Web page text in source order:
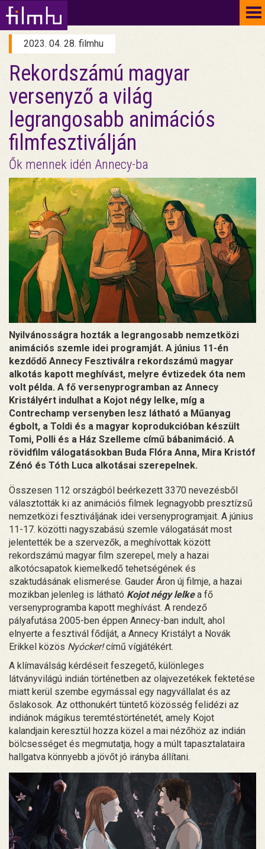
2023. 04. 28. filmhu
Rekordszámú magyar
versenyző a világ
legrangosabb animációs
filmfesztiválján
Ők mennek idén Annecy-ba
Nyilvánosságra hozták a legrangosabb nemzetközi
animációs szemle idei programját. A június 11-én
kezdődő Annecy Fesztiválra rekordszámú magyar
alkotás kapott meghívást, melyre évtizedek óta nem
volt példa. A fő versenyprogramban az Annecy
Kristályért indulhat a Kojot négy lelke, míg a
Contrechamp versenyben lesz látható a Műanyag
égbolt, a Toldi és a magyar koprodukcióban készült
Tomi, Polli és a Ház Szelleme című bábanimáció. A
rövidfilm válogatásokban Buda Flóra Anna, Mira Kristóf
Zénó és Tóth Luca alkotásai szerepelnek.
Összesen 112 országból beérkezett 3370 nevezésből
választották ki az animációs filmek legnagyobb presztízsű
nemzetközi fesztiváljának idei versenyprogramjait. A június
11-17. közötti nagyszabású szemle válogatását most
jelentették be a szervezők, a meghívottak között
rekordszámú magyar film szerepel, mely a hazai
alkotócsapatok kiemelkedő tehetségének és
szaktudásának elismerése. Gauder Áron új filmje, a hazai
mozikban jelenleg is látható Kojot négy lelke a fő
versenyprogramba kapott meghívást. A rendező
pályafutása 2005-ben éppen Annecy-ban indult, ahol
elnyerte a fesztivál fődíját, a Annecy Kristályt a Novák
Erikkel közös Nyócker!című vígjátékért.
A klímaválság kérdéseit feszegető, különleges
látványvilágú indián történetben az olajvezetékek fektetése
miatt kerül szembe egymással egy nagyvállalat és az
őslakosok. Az otthonukért tüntető közösség felidézi az
indiánok mágikus teremtéstörténetét, amely Kojot
kalandjain keresztül hozza közel a mai nézőhöz az indián
bölcsességet és megmutatja, hogy a múlt tapasztalataira
hallgatva könnyebb a jövőt jó irányba állítani.